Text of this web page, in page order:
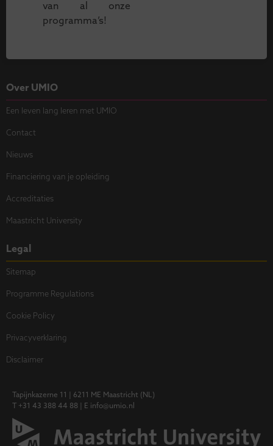
van al onze
programma’s!
Over UMIO
Een leven lang leren met UMIO
Contact
Nieuws
Financiering van je opleiding
Accreditaties
Maastricht University
Legal
Sitemap
Programme Regulations
Cookie Policy
Privacyverklaring
Disclaimer
Tapijnkazerne 11 | 6211 ME Maastricht (NL)
T +31 43 388 44 88 | E info@umio.nl